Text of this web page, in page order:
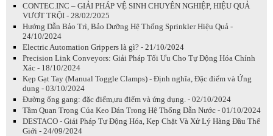
CONTEC.INC – GIẢI PHÁP VỆ SINH CHUYÊN NGHIỆP, HIỆU QUẢ
VƯỢT TRỘI - 28/02/2025
Hướng Dẫn Bảo Trì, Bảo Dưỡng Hệ Thống Sprinkler Hiệu Quả -
24/10/2024
Electric Automation Grippers là gì? - 21/10/2024
Precision Link Conveyors: Giải Pháp Tối Ưu Cho Tự Động Hóa Chính
Xác - 18/10/2024
Kẹp Gạt Tay (Manual Toggle Clamps) - Định nghĩa, Đặc điểm và Ứng
dụng - 03/10/2024
Đường ống gang: đặc điểm,ưu điểm và ứng dụng. - 02/10/2024
Tầm Quan Trọng Của Keo Dán Trong Hệ Thống Dẫn Nước - 01/10/2024
DESTACO - Giải Pháp Tự Động Hóa, Kẹp Chặt Và Xử Lý Hàng Đầu Thế
Giới - 24/09/2024